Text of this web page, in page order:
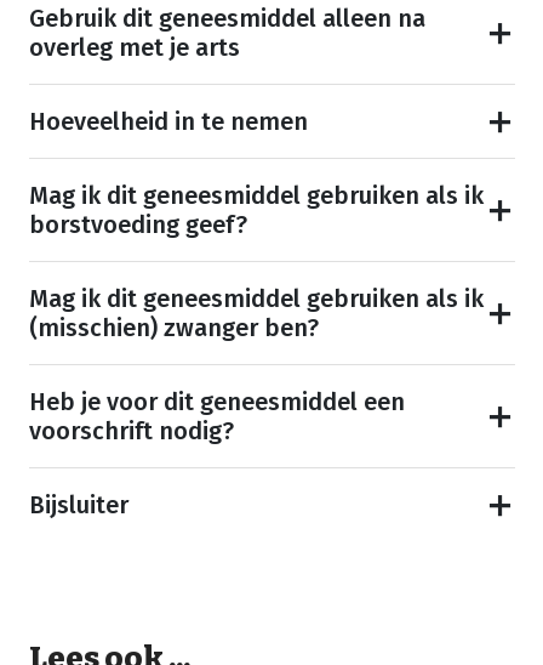
Gebruik dit geneesmiddel alleen na
overleg met je arts
Hoeveelheid in te nemen
Mag ik dit geneesmiddel gebruiken als ik
borstvoeding geef?
Mag ik dit geneesmiddel gebruiken als ik
(misschien) zwanger ben?
Heb je voor dit geneesmiddel een
voorschrift nodig?
Bijsluiter